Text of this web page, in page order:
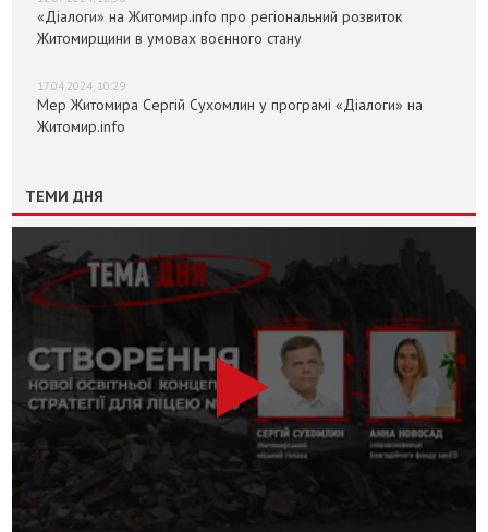
«Діалоги» на Житомир.info про регіональний розвиток
Житомирщини в умовах воєнного стану
17.04.2024, 10:29
Мер Житомира Сергій Сухомлин у програмі «Діалоги» на
Житомир.info
ТЕМИ ДНЯ